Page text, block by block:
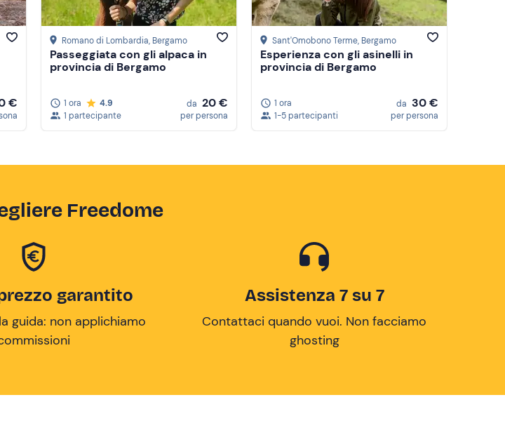
€
Romano di Lombardia, Bergamo
Passeggiata con gli alpaca in
provincia di Bergamo
1 ora
4.9
1 partecipante
da 20 €
per persona
Sant'Omobono Terme, Bergamo
Esperienza con gli asinelli in
provincia di Bergamo
1 ora
1-5 partecipanti
da 30 €
per persona
Freedome
garantito
guida: non applichiamo
Assistenza 7 su 7
Contattaci quando vuoi. Non facciamo
ghosting